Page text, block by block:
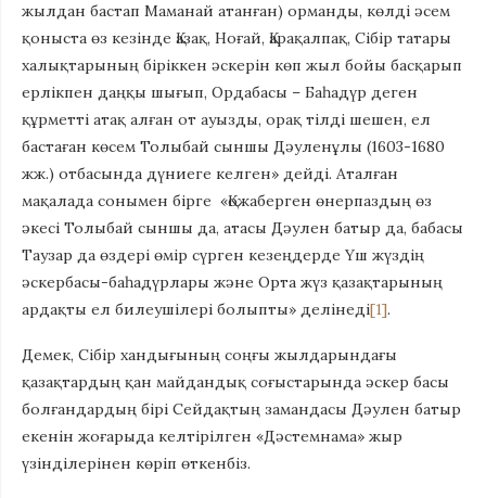
жылдан бастап Маманай атанған) орманды, көлдi әсем
қоныста өз кезiнде Қазақ, Ноғай, Қарақалпақ, Сiбiр татары
халықтарының бiрiккен әскерiн көп жыл бойы басқарып
ерлiкпен даңқы шығып, Ордабасы – Баһадүр деген
құрметтi атақ алған от ауызды, орақ тiлдi шешен, ел
бастаған көсем Толыбай сыншы Дәуленұлы (1603-1680
жж.) отбасында дүниеге келген» дейді. Аталған
мақалада сонымен бірге «Қожаберген өнерпаздың өз
әкесi Толыбай сыншы да, атасы Дәулен батыр да, бабасы
Таузар да өздерi өмiр сүрген кезеңдерде Үш жүздiң
әскербасы-баһадүрлары және Орта жүз қазақтарының
ардақты ел билеушiлерi болыпты» делінеді[1].
Демек, Сібір хандығының соңғы жылдарындағы
қазақтардың қан майдандық соғыстарында әскер басы
болғандардың бірі Сейдақтың замандасы Дәулен батыр
екенін жоғарыда келтірілген «Дәстемнама» жыр
үзінділерінен көріп өткенбіз.